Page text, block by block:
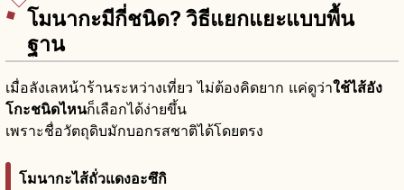
โมนากะมีกี่ชนิด? วิธีแยกแยะแบบพื้น
ฐาน
เมื่อลังเลหน้าร้านระหว่างเที่ยว ไม่ต้องคิดยาก แค่ดูว่าใช้ไส้อัง
โกะชนิดไหนก็เลือกได้ง่ายขึ้น
เพราะชื่อวัตถุดิบมักบอกรสชาติได้โดยตรง
โมนากะไส้ถั่วแดงอะซึกิ